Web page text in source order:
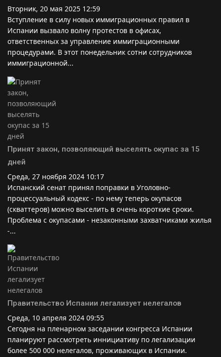
Вторник, 20 мая 2025 12:59
Вступление в силу новых иммиграционных правил в
Испании вызвало волну протестов в офисах,
ответственных за управление иммиграционными
процедурами. В этот понедельник сотни сотрудников
иммиграционной...
Принят закон, позволяющий выселять окупас за 15
дней
Среда, 27 ноября 2024 10:17
Испанский сенат принял поправки в Уголовно-
процессуальный кодекс - по нему теперь окупасов
(скваттеров) можно выселить в очень короткие сроки.
Проблема с окупасами - незаконными захватчиками жилья
-...
Правительство Испании легализует нелегалов
Среда, 10 апреля 2024 09:55
Сегодня на пленарном заседании конгресса Испании
планируют рассмотреть иннициативу по легализации
более 500 000 нелегалов, проживающих в Испании.